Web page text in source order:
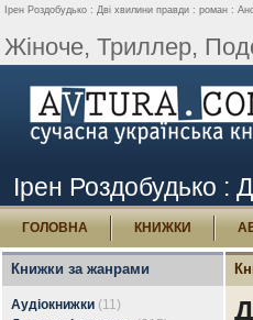
Ірен Роздобудько : Дві хвилини правди : роман :
Жіноче, Триллер,
Ірен Роздобудько :
ГОЛОВНА КНИЖКИ
Книжки за жанрами
Аудіокнижки (11)